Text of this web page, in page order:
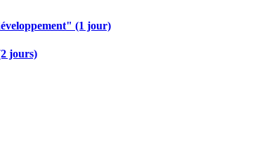
(1 jour)
jours)